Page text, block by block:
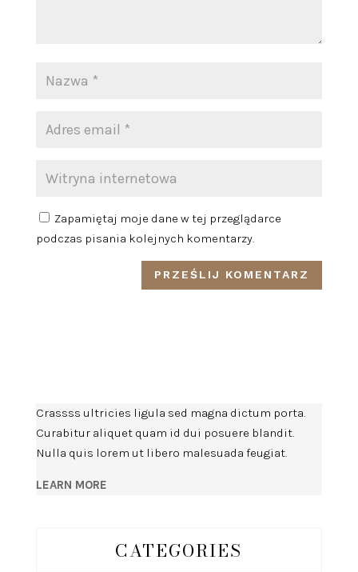
Zapamiętaj moje dane w tej przeglądarce
podczas pisania kolejnych komentarzy.
Crassss ultricies ligula sed magna dictum porta.
Curabitur aliquet quam id dui posuere blandit.
Nulla quis lorem ut libero malesuada feugiat.
LEARN MORE
CATEGORIES